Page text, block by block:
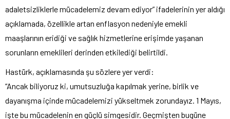
adaletsizliklerle mücadelemiz devam ediyor” ifadelerinin yer aldığı
açıklamada, özellikle artan enflasyon nedeniyle emekli
maaşlarının eridiği ve sağlık hizmetlerine erişimde yaşanan
sorunların emeklileri derinden etkilediği belirtildi.
Hastürk, açıklamasında şu sözlere yer verdi:
“Ancak biliyoruz ki, umutsuzluğa kapılmak yerine, birlik ve
dayanışma içinde mücadelemizi yükseltmek zorundayız. 1 Mayıs,
işte bu mücadelenin en güçlü simgesidir. Geçmişten bugüne